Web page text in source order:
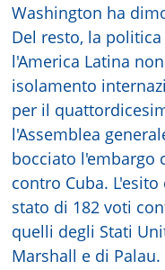
Washington ha
Del resto, la
l'America Latina
isolamento
per il
l'Assemblea
bocciato l'embargo
contro Cuba.
stato di 182 voti
quelli degli Stati
Marshall e di